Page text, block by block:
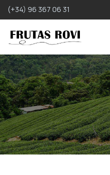
(+34) 96 367 06 31